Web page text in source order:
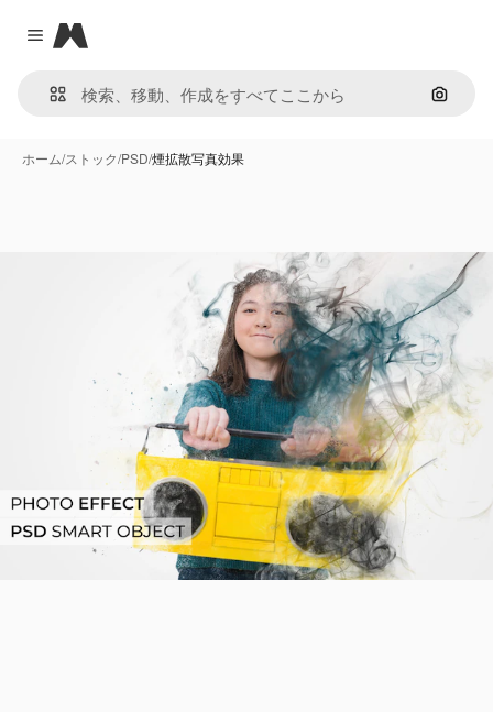
Close menu
Magnific
画像で
ホーム/ストック/PSD/煙拡散写真効果